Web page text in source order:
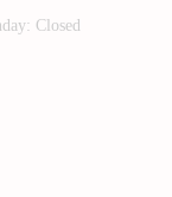
Closed